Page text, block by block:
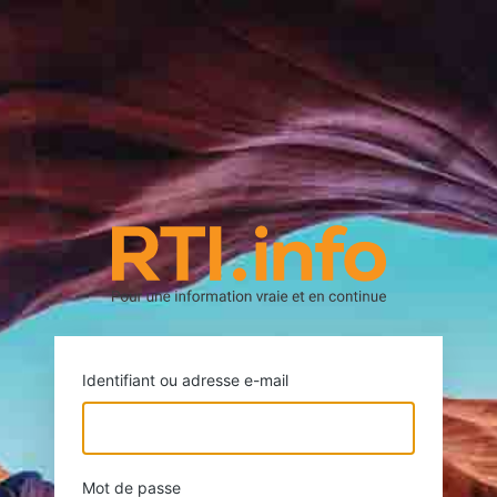
https://
Identifiant ou adresse e-mail
Mot de passe